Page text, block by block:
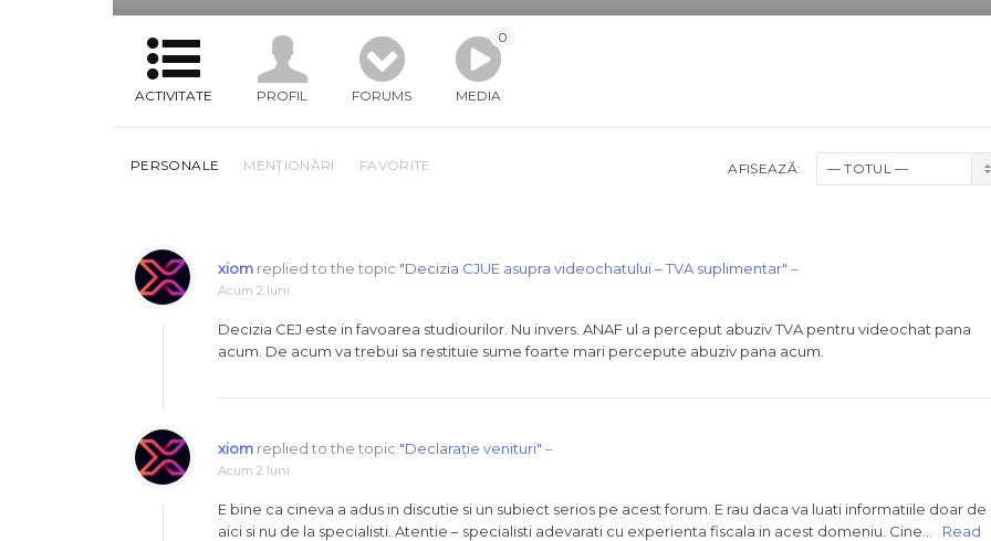
ACTIVITATE PROFIL FORUMS MEDIA
0
PERSONALE MENȚIONĂRI FAVORITE AFIȘEAZĂ:
xiom replied to the topic "Decizia CJUE asupra videochatului – TVA suplimentar" –
Acum 2 luni
Decizia CEJ este in favoarea studiourilor. Nu invers. ANAF ul a perceput abuziv TVA pentru videochat pana
acum. De acum va trebui sa restituie sume foarte mari percepute abuziv pana acum.
xiom replied to the topic "Declarație venituri" –
Acum 2 luni
E bine ca cineva a adus in discutie si un subiect serios pe acest forum. E rau daca va luati informatiile doar de
aici si nu de la specialisti. Atentie – specialisti adevarati cu experienta fiscala in acest domeniu. Cine… Read